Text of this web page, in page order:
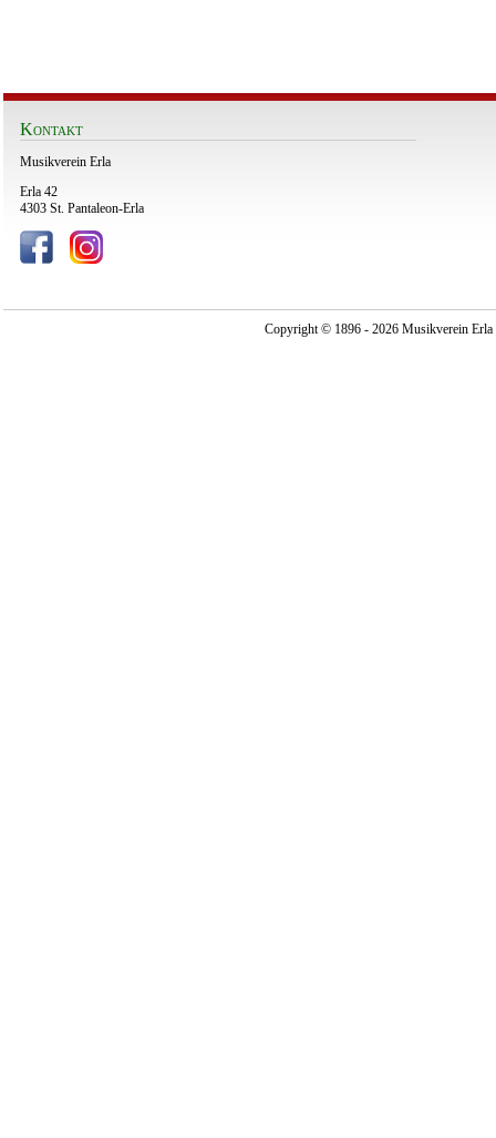
Kontakt
Musikverein Erla
Erla 42
4303 St. Pantaleon-Erla
Copyright © 1896 - 2026 Musikverein Erla